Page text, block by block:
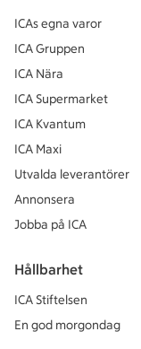
ICAs egna varor
ICA Gruppen
ICA Nära
ICA Supermarket
ICA Kvantum
ICA Maxi
Utvalda leverantörer
Annonsera
Jobba på ICA
Hållbarhet
ICA Stiftelsen
En god morgondag